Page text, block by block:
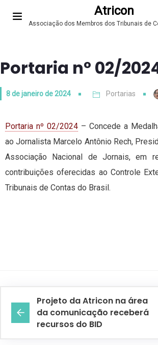
Atricon
Associação dos Membros dos Tribunais de
Portaria nº 02/
8 de janeiro de 2024 Portarias
Portaria nº 02/2024 – Concede a
ao Jornalista Marcelo Antônio Rech,
Associação Nacional de Jornais, em
contribuições oferecidas ao Controle
Tribunais de Contas do Brasil.
Projeto da Atricon na área
da comunicação receberá
recursos do BID